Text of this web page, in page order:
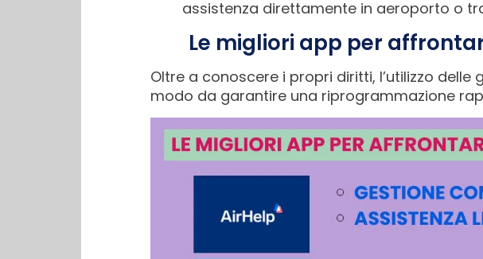
assistenza direttamente in aeroporto o
Le migliori app per
Oltre a conoscere i propri diritti, l’utilizzo delle
modo da garantire una riprogrammazione